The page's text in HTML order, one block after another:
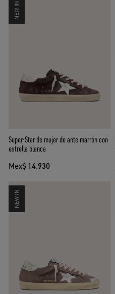
NEW IN
Super-Star de mujer de ante marrón con
estrella blanca
Mex$ 14.930
NEW IN